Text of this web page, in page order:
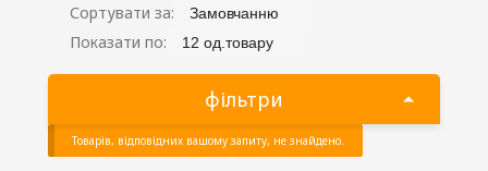
Сортувати за: Замовчанню
Показати по: 12 од.товару
фільтри
Товарів, відповідних вашому запиту, не знайдено.